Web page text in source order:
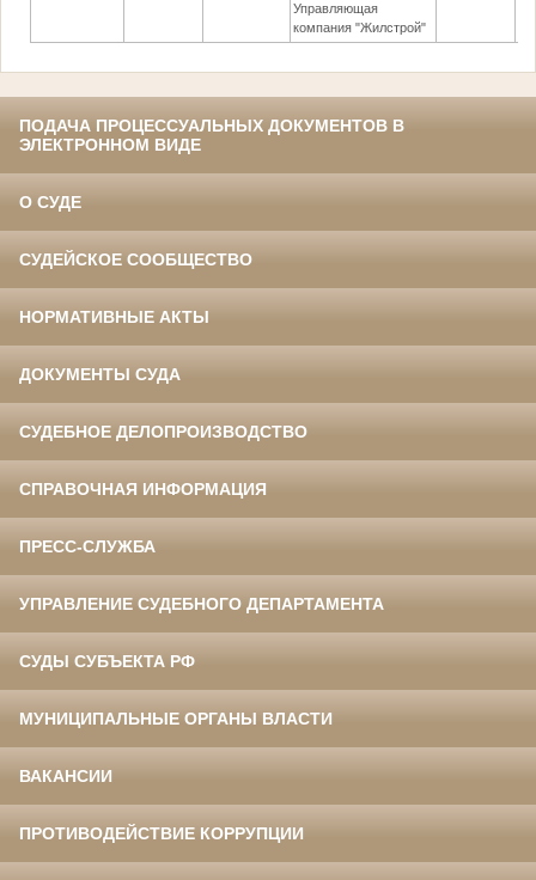
Управляющая
компания "Жилстрой"
ПОДАЧА ПРОЦЕССУАЛЬНЫХ ДОКУМЕНТОВ В
ЭЛЕКТРОННОМ ВИДЕ
О СУДЕ
СУДЕЙСКОЕ СООБЩЕСТВО
НОРМАТИВНЫЕ АКТЫ
ДОКУМЕНТЫ СУДА
СУДЕБНОЕ ДЕЛОПРОИЗВОДСТВО
СПРАВОЧНАЯ ИНФОРМАЦИЯ
ПРЕСС-СЛУЖБА
УПРАВЛЕНИЕ СУДЕБНОГО ДЕПАРТАМЕНТА
СУДЫ СУБЪЕКТА РФ
МУНИЦИПАЛЬНЫЕ ОРГАНЫ ВЛАСТИ
ВАКАНСИИ
ПРОТИВОДЕЙСТВИЕ КОРРУПЦИИ